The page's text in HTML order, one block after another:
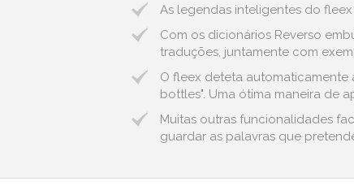
As legendas inteligentes do
Com os dicionários Reverso
traduções, juntamente com
O fleex deteta automaticamente
bottles". Uma ótima maneira de
Muitas outras funcionalidades
guardar as palavras que